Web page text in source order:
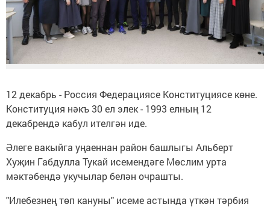
12 декабрь - Россия Федерациясе Конституциясе көне.
Конституция нәкъ 30 ел элек - 1993 елның 12
декабрендә кабул ителгән иде.
Әлеге вакыйга уңаеннан район башлыгы Альберт
Хуҗин Габдулла Тукай исемендәге Мөслим урта
мәктәбендә укучылар белән очрашты.
"Илебезнең төп кануны" исеме астында үткән тәрбия